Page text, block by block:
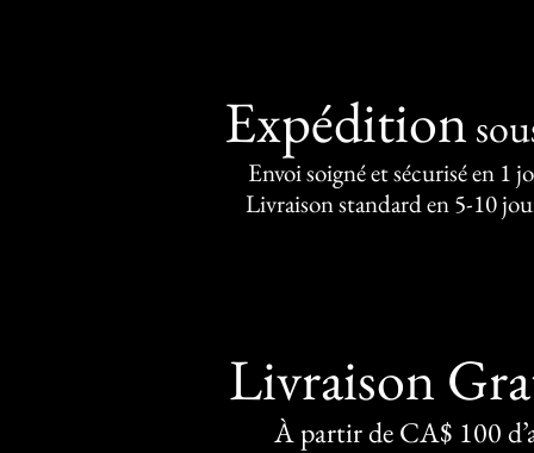
Expédition
Envoi soigné et sécurisé en 1
Livraison standard en 5-10
Livraison
À partir de CA$ 100